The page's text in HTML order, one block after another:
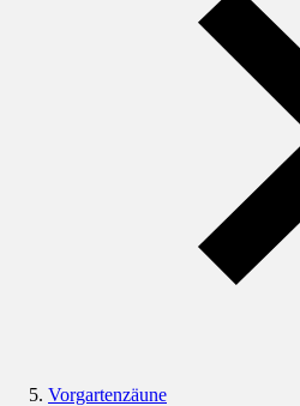
Vorgartenzäune